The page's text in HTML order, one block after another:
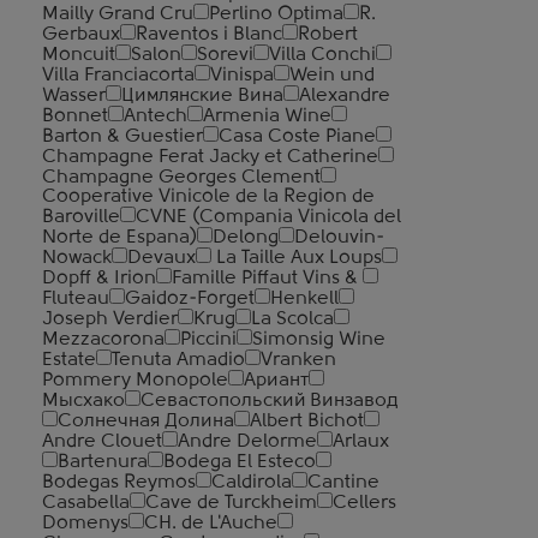
Mailly Grand Cru
Perlino Optima
R.
Gerbaux
Raventos i Blanc
Robert
Moncuit
Salon Sorevi
Villa Conchi
Villa Franciacorta
Vinispa
Wein und
Wasser
Цимлянские Вина
Alexandre
Bonnet
Antech
Armenia Wine
Barton & Guestier
Casa Coste Piane
Champagne Ferat Jacky et Catherine
Champagne Georges Clement
Cooperative Vinicole de la Region de
Baroville
CVNE (Compania Vinicola del
Norte de Espana)
Delong
Delouvin-
Nowack
Devaux
La Taille Aux Loups
Dopff & Irion
Famille Piffaut Vins &
Fluteau
Gaidoz-Forget
Henkell
Joseph Verdier
Krug
La Scolca
Mezzacorona
Piccini
Simonsig Wine
Estate
Tenuta Amadio
Vranken
Pommery Monopole
Ариант
Мысхако
Севастопольский Винзавод
Солнечная Долина
Albert Bichot
Andre Clouet
Andre Delorme
Arlaux
Bartenura
Bodega El Esteco
Bodegas Reymos
Caldirola
Cantine
Casabella
Cave de Turckheim
Cellers
Domenys
CH. de L'Auche